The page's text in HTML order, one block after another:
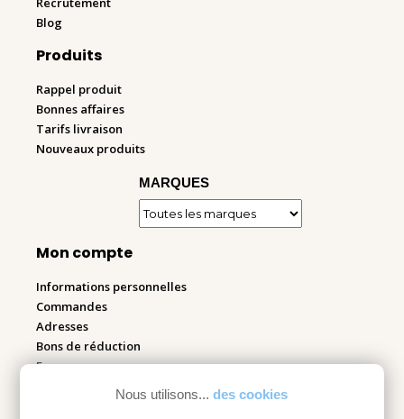
Nous utilisons... des cookies
Blog
Produits
Rappel produit
Bonnes affaires
Tarifs livraison
Nouveaux produits
MARQUES
Mon compte
Informations personnelles
Commandes
Adresses
Bons de réduction
Espace pro